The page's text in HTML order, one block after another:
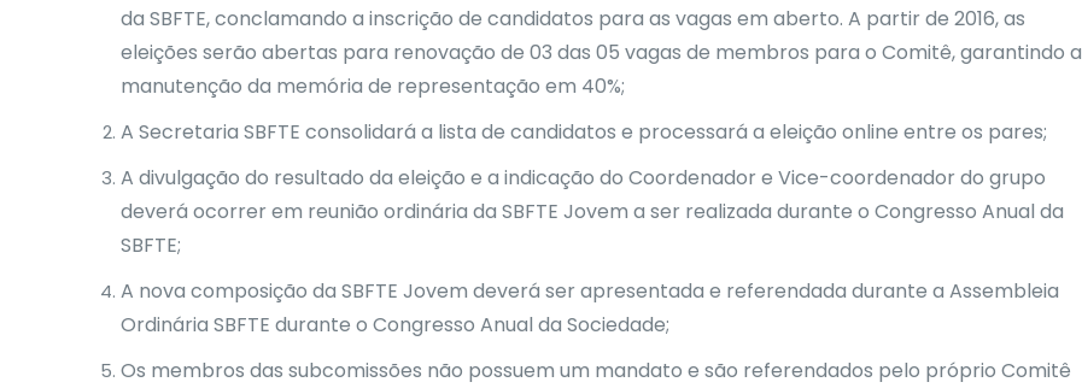
da SBFTE, conclamando a inscrição de candidatos para as vagas em aberto. A partir de 2016, as
eleições serão abertas para renovação de 03 das 05 vagas de membros para o Comitê, garantindo a
manutenção da memória de representação em 40%;
A Secretaria SBFTE consolidará a lista de candidatos e processará a eleição online entre os pares;
A divulgação do resultado da eleição e a indicação do Coordenador e Vice-coordenador do grupo
deverá ocorrer em reunião ordinária da SBFTE Jovem a ser realizada durante o Congresso Anual da
SBFTE;
A nova composição da SBFTE Jovem deverá ser apresentada e referendada durante a Assembleia
Ordinária SBFTE durante o Congresso Anual da Sociedade;
Os membros das subcomissões não possuem um mandato e são referendados pelo próprio Comitê